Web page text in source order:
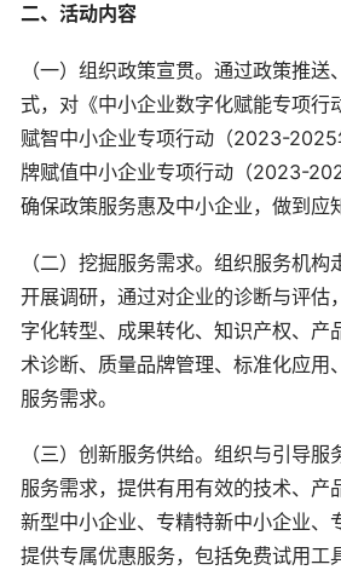
二、活动内容
（一）组织政策宣贯。通过政策推
式，对《中小企业数字化赋能专项行
赋智中小企业专项行动（2023-2025
牌赋值中小企业专项行动（2023-
确保政策服务惠及中小企业，做到应
（二）挖掘服务需求。组织服务机构
开展调研，通过对企业的诊断与评估
字化转型、成果转化、知识产权、产
术诊断、质量品牌管理、标准化应用
服务需求。
（三）创新服务供给。组织与引导
服务需求，提供有用有效的技术、产
新型中小企业、专精特新中小企业、
提供专属优惠服务，包括免费试用工